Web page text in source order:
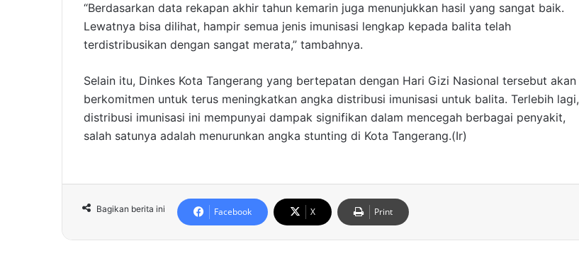
“Berdasarkan data rekapan akhir tahun kemarin juga menunjukkan hasil yang sangat baik.
Lewatnya bisa dilihat, hampir semua jenis imunisasi lengkap kepada balita telah
terdistribusikan dengan sangat merata,” tambahnya.
Selain itu, Dinkes Kota Tangerang yang bertepatan dengan Hari Gizi Nasional tersebut akan
berkomitmen untuk terus meningkatkan angka distribusi imunisasi untuk balita. Terlebih lagi,
distribusi imunisasi ini mempunyai dampak signifikan dalam mencegah berbagai penyakit,
salah satunya adalah menurunkan angka stunting di Kota Tangerang.(Ir)
Bagikan berita ini Facebook X Print